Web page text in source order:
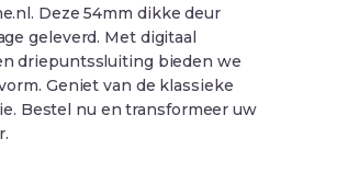
Deze 54mm dikke deur
geleverd. Met digitaal
driepuntssluiting bieden we
Geniet van de klassieke
Bestel nu en transformeer uw